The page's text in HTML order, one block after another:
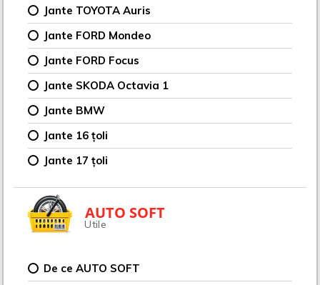
Jante TOYOTA Auris
Jante FORD Mondeo
Jante FORD Focus
Jante SKODA Octavia 1
Jante BMW
Jante 16 țoli
Jante 17 țoli
AUTO SOFT
Utile
De ce AUTO SOFT